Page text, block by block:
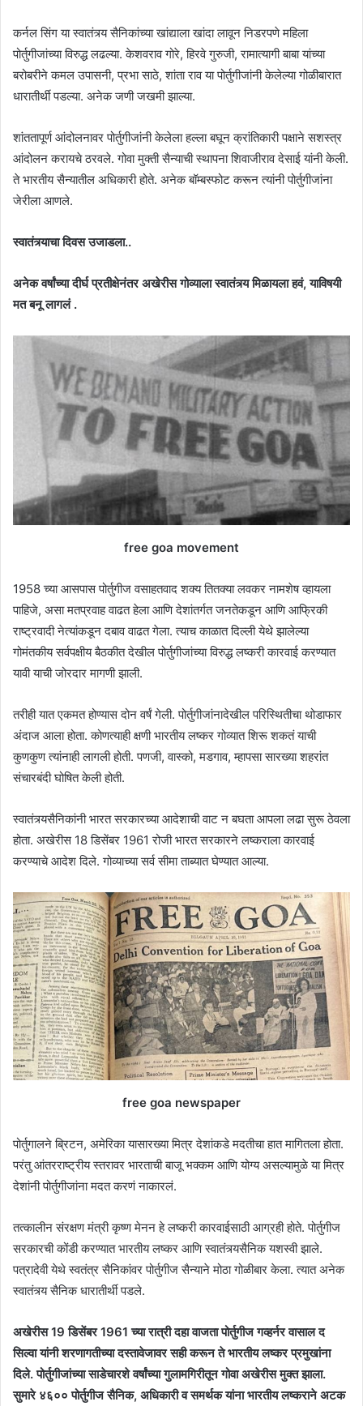
कर्नल सिंग या स्वातंत्र्य सैनिकांच्या खांद्याला खांदा लावून निडरपणे महिला
पोर्तुगीजांच्या विरुद्ध लढल्या. केशवराव गोरे, हिरवे गुरुजी, रामात्यागी बाबा यांच्या
बरोबरीने कमल उपासनी, प्रभा साठे, शांता राव या पोर्तुगीजांनी केलेल्या गोळीबारात
धारातीर्थी पडल्या. अनेक जणी जखमी झाल्या.
शांततापूर्ण आंदोलनावर पोर्तुगीजांनी केलेला हल्ला बघून क्रांतिकारी पक्षाने सशस्त्र
आंदोलन करायचे ठरवले. गोवा मुक्ती सैन्याची स्थापना शिवाजीराव देसाई यांनी केली.
ते भारतीय सैन्यातील अधिकारी होते. अनेक बॉम्बस्फोट करून त्यांनी पोर्तुगीजांना
जेरीला आणले.
स्वातंत्र्याचा दिवस उजाडला..
अनेक वर्षांच्या दीर्घ प्रतीक्षेनंतर अखेरीस गोव्याला स्वातंत्र्य मिळायला हवं, याविषयी
मत बनू लागलं .
free goa movement
1958 च्या आसपास पोर्तुगीज वसाहतवाद शक्य तितक्या लवकर नामशेष व्हायला
पाहिजे, असा मतप्रवाह वाढत हेला आणि देशांतर्गत जनतेकडून आणि आफ्रिकी
राष्ट्रवादी नेत्यांकडून दबाव वाढत गेला. त्याच काळात दिल्ली येथे झालेल्या
गोमंतकीय सर्वपक्षीय बैठकीत देखील पोर्तुगीजांच्या विरुद्ध लष्करी कारवाई करण्यात
यावी याची जोरदार मागणी झाली.
तरीही यात एकमत होण्यास दोन वर्षं गेली. पोर्तुगीजांनादेखील परिस्थितीचा थोडाफार
अंदाज आला होता. कोणत्याही क्षणी भारतीय लष्कर गोव्यात शिरू शकतं याची
कुणकुण त्यांनाही लागली होती. पणजी, वास्को, मडगाव, म्हापसा सारख्या शहरांत
संचारबंदी घोषित केली होती.
स्वातंत्र्यसैनिकांनी भारत सरकारच्या आदेशाची वाट न बघता आपला लढा सुरू ठेवला
होता. अखेरीस 18 डिसेंबर 1961 रोजी भारत सरकारने लष्कराला कारवाई
करण्याचे आदेश दिले. गोव्याच्या सर्व सीमा ताब्यात घेण्यात आल्या.
free goa newspaper
पोर्तुगालने ब्रिटन, अमेरिका यासारख्या मित्र देशांकडे मदतीचा हात मागितला होता.
परंतु आंतरराष्ट्रीय स्तरावर भारताची बाजू भक्कम आणि योग्य असल्यामुळे या मित्र
देशांनी पोर्तुगीजांना मदत करणं नाकारलं.
तत्कालीन संरक्षण मंत्री कृष्ण मेनन हे लष्करी कारवाईसाठी आग्रही होते. पोर्तुगीज
सरकारची कोंडी करण्यात भारतीय लष्कर आणि स्वातंत्र्यसैनिक यशस्वी झाले.
पत्रादेवी येथे स्वतंत्र सैनिकांवर पोर्तुगीज सैन्याने मोठा गोळीबार केला. त्यात अनेक
स्वातंत्र्य सैनिक धारातीर्थी पडले.
अखेरीस 19 डिसेंबर 1961 च्या रात्री दहा वाजता पोर्तुगीज गव्हर्नर वासाल द
सिल्वा यांनी शरणागतीच्या दस्तावेजावर सही करून ते भारतीय लष्कर प्रमुखांना
दिले. पोर्तुगीजांच्या साडेचारशे वर्षांच्या गुलामगिरीतून गोवा अखेरीस मुक्त झाला.
सुमारे ४६०० पोर्तुगीज सैनिक, अधिकारी व समर्थक यांना भारतीय लष्कराने अटक